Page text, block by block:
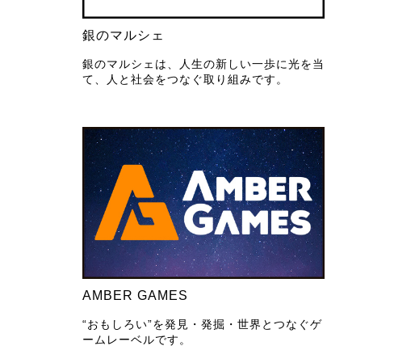
銀のマルシェ
銀のマルシェは、人生の新しい一歩に光を当
て、人と社会をつなぐ取り組みです。
AMBER GAMES
“おもしろい”を発見・発掘・世界とつなぐゲ
ームレーベルです。